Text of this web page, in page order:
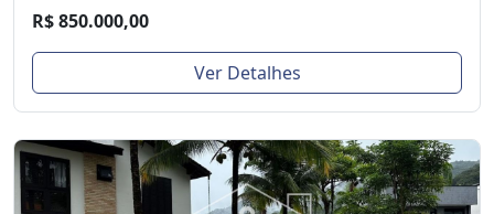
R$ 850.000,00
Ver Detalhes